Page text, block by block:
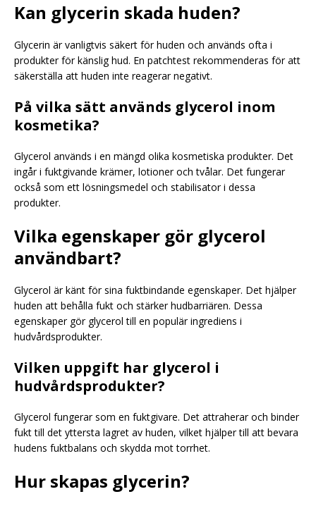
Kan glycerin skada huden?
Glycerin är vanligtvis säkert för huden och används ofta i
produkter för känslig hud. En patchtest rekommenderas för att
säkerställa att huden inte reagerar negativt.
På vilka sätt används glycerol inom
kosmetika?
Glycerol används i en mängd olika kosmetiska produkter. Det
ingår i fuktgivande krämer, lotioner och tvålar. Det fungerar
också som ett lösningsmedel och stabilisator i dessa
produkter.
Vilka egenskaper gör glycerol
användbart?
Glycerol är känt för sina fuktbindande egenskaper. Det hjälper
huden att behålla fukt och stärker hudbarriären. Dessa
egenskaper gör glycerol till en populär ingrediens i
hudvårdsprodukter.
Vilken uppgift har glycerol i
hudvårdsprodukter?
Glycerol fungerar som en fuktgivare. Det attraherar och binder
fukt till det yttersta lagret av huden, vilket hjälper till att bevara
hudens fuktbalans och skydda mot torrhet.
Hur skapas glycerin?